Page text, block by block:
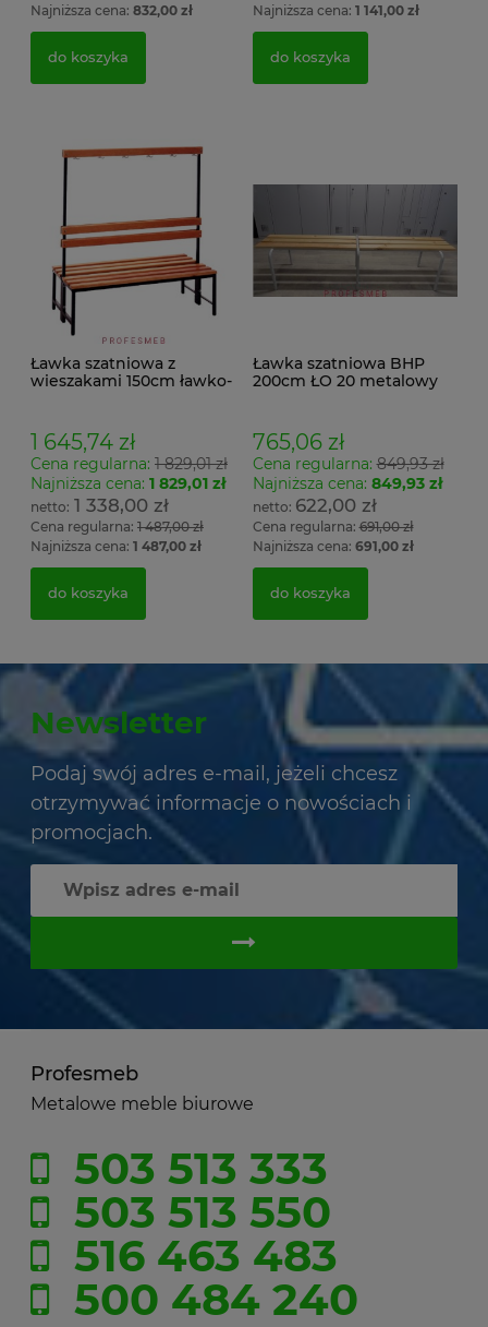
Najniższa cena: 832,00 zł
do koszyka
Najniższa cena: 1 141,00 zł
do koszyka
Ławka szatniowa z
wieszakami 150cm ławko-
1 645,74 zł
Cena regularna: 1 829,01 zł
Najniższa cena: 1 829,01 zł
1 338,00 zł
Cena regularna: 1 487,00 zł
Najniższa cena: 1 487,00 zł
do koszyka
Ławka szatniowa BHP
200cm ŁO 20 metalowy
765,06 zł
Cena regularna:849,93 zł
Najniższa cena: 849,93 zł
622,00 zł
Cena regularna:691,00 zł
Najniższa cena: 691,00 zł
do koszyka
Newsletter
Podaj swój adres e-mail, jeżeli chcesz
otrzymywać informacje o nowościach i
promocjach.
Profesmeb
Metalowe meble biurowe
503 513 333
503 513 550
516 463 483
500 484 240